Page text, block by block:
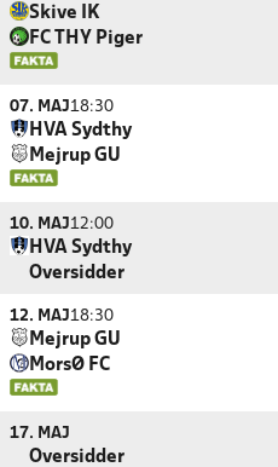
Skive IK
FC THY Piger
07. MAJ18:30
HVA Sydthy
Mejrup GU
10. MAJ12:00
HVA Sydthy
Oversidder
12. MAJ18:30
Mejrup GU
MorsØ FC
17. MAJ
Oversidder